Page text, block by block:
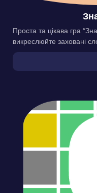
Проста та цікава гра
викреслюйте заховані